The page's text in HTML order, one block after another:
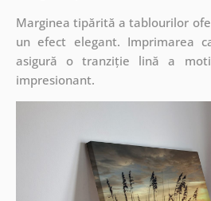
Marginea tipărită a tablourilor
un efect elegant. Imprimarea
asigură o tranziție lină a
impresionant.